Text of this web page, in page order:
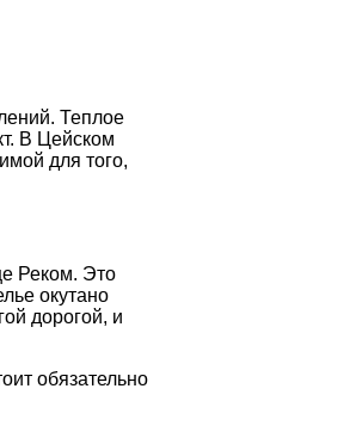
Теплое
В Цейском
для того,
Реком. Это
окутано
дорогой, и
обязательно